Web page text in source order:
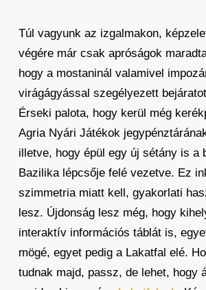
Túl vagyunk az izgalmakon,
végére már csak apróságok
hogy a mostaninál valamivel
virágágyással szegélyezett
Érseki palota, hogy kerül még
Agria Nyári Játékok
illetve, hogy épül egy új sétány is a
Bazilika lépcsője felé vezetve. Ez
szimmetria miatt kell, gyakorlati
lesz. Újdonság lesz még, hogy
interaktív információs táblát is,
mögé, egyet pedig a Lakatfal elé.
tudnak majd, passz, de lehet, hogy